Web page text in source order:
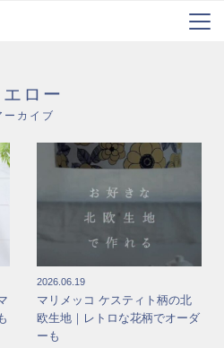
エロー
ーカイブ
2026.06.19
マリメッコ ケスティト柄の北
欧生地｜レトロな花柄でオーダ
ーも